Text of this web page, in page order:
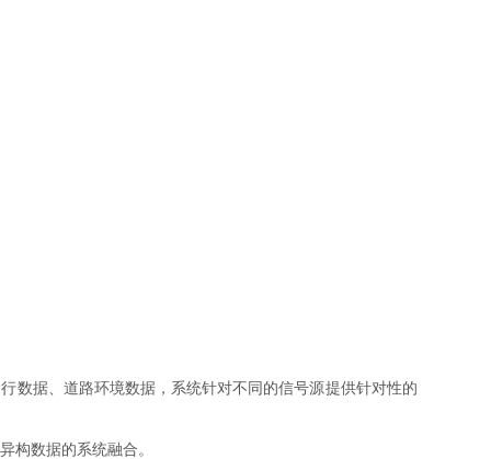
数据、道路环境数据，系统针对不同的信号源提供针对性的
构数据的系统融合。